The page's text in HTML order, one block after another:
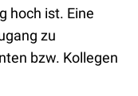
hoch ist. Eine
zu
bzw. Kollegen